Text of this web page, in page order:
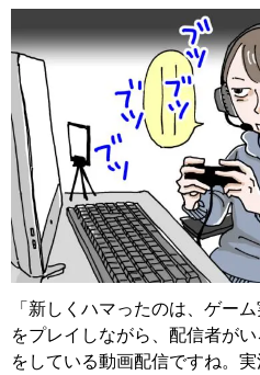
「新しくハマったのは、ゲー
をプレイしながら、配信者が
をしている動画配信ですね。実